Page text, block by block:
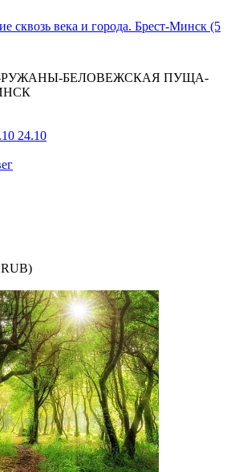
сквозь века и города. Брест-Минск (5
РУЖАНЫ-БЕЛОВЕЖСКАЯ ПУЩА-
24.10